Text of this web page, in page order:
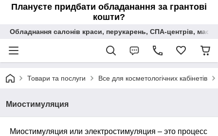
Плануєте придбати обладанання за грантові
кошти?
Обладнання салонів краси, перукарень, СПА-центрів,
Товари та послуги Все для косметологічних кабінетів
Миостимуляция
Миостимуляция или электростимуляция – это процесс